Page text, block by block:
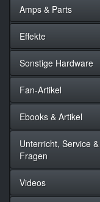
Amps & Parts
Effekte
Sonstige Hardware
Fan-Artikel
Ebooks & Artikel
Unterricht, Service &
Fragen
Videos